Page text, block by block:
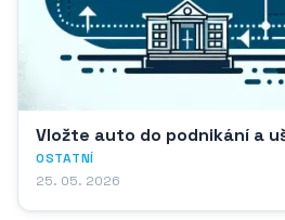
Vložte auto do podnikání a
OSTATNÍ
25. 05. 2026